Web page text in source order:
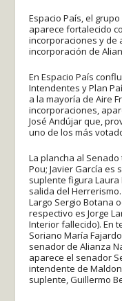
Espacio País, el
aparece fortalecido
incorporaciones y de
incorporación de
En Espacio País
Intendentes y Plan
a la mayoría de Aire
incorporaciones,
José Andújar que,
uno de los más
La plancha al
Pou; Javier García es
suplente figura
salida del
Largo Sergio Botana
respectivo es Jorge
Interior fallecido). En
Soriano María
senador de Alianza
aparece el senador
intendente de
suplente, Guillermo